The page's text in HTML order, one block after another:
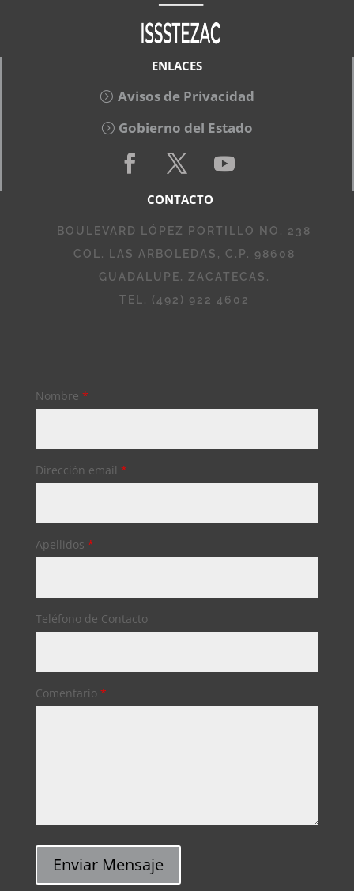
ENLACES
Avisos de Privacidad
Gobierno del Estado
CONTACTO
BOULEVARD LÓPEZ PORTILLO NO. 238
COL. LAS ARBOLEDAS, C.P. 98608
GUADALUPE, ZACATECAS.
TEL. (492) 922 4602
Nombre *
Dirección email *
Apellidos *
Teléfono de Contacto
Comentario *
Enviar Mensaje